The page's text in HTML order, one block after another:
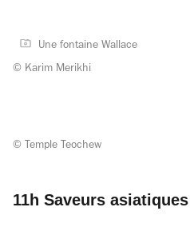
Une fontaine Wallace
© Karim Merikhi
© Temple Teochew
11h Saveurs asiatiques